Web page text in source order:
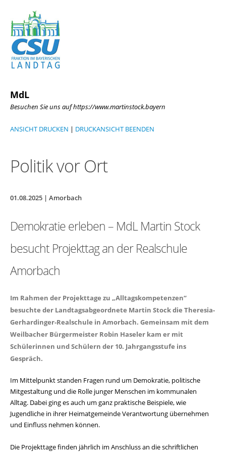
MdL
Besuchen Sie uns auf https://www.martinstock.bayern
ANSICHT DRUCKEN | DRUCKANSICHT BEENDEN
Politik vor Ort
01.08.2025 | Amorbach
Demokratie erleben – MdL Martin Stock
besucht Projekttag an der Realschule
Amorbach
Im Rahmen der Projekttage zu „Alltagskompetenzen“
besuchte der Landtagsabgeordnete Martin Stock die Theresia-
Gerhardinger-Realschule in Amorbach. Gemeinsam mit dem
Weilbacher Bürgermeister Robin Haseler kam er mit
Schülerinnen und Schülern der 10. Jahrgangsstufe ins
Gespräch.
Im Mittelpunkt standen Fragen rund um Demokratie, politische
Mitgestaltung und die Rolle junger Menschen im kommunalen
Alltag. Dabei ging es auch um ganz praktische Beispiele, wie
Jugendliche in ihrer Heimatgemeinde Verantwortung übernehmen
und Einfluss nehmen können.
Die Projekttage finden jährlich im Anschluss an die schriftlichen